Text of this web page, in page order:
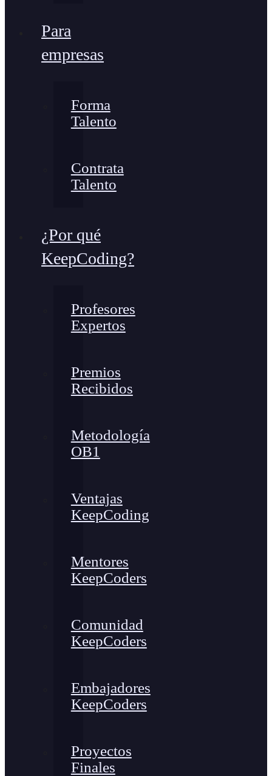
Para
empresas
Forma
Talento
Contrata
Talento
¿Por qué
KeepCoding?
Profesores
Expertos
Premios
Recibidos
Metodología
OB1
Ventajas
KeepCoding
Mentores
KeepCoders
Comunidad
KeepCoders
Embajadores
KeepCoders
Proyectos
Finales